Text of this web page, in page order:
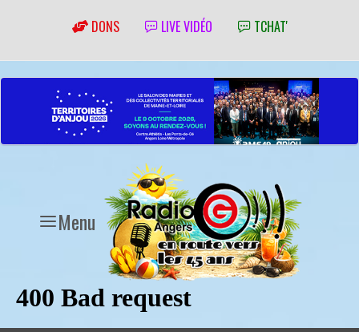
DONS LIVE VIDÉO TCHAT'
Menu